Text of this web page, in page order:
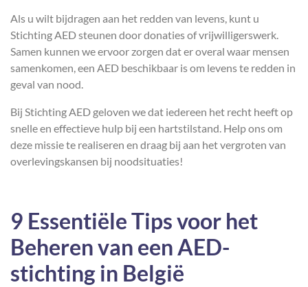
Als u wilt bijdragen aan het redden van levens, kunt u
Stichting AED steunen door donaties of vrijwilligerswerk.
Samen kunnen we ervoor zorgen dat er overal waar mensen
samenkomen, een AED beschikbaar is om levens te redden in
geval van nood.
Bij Stichting AED geloven we dat iedereen het recht heeft op
snelle en effectieve hulp bij een hartstilstand. Help ons om
deze missie te realiseren en draag bij aan het vergroten van
overlevingskansen bij noodsituaties!
9 Essentiële Tips voor het
Beheren van een AED-
stichting in België